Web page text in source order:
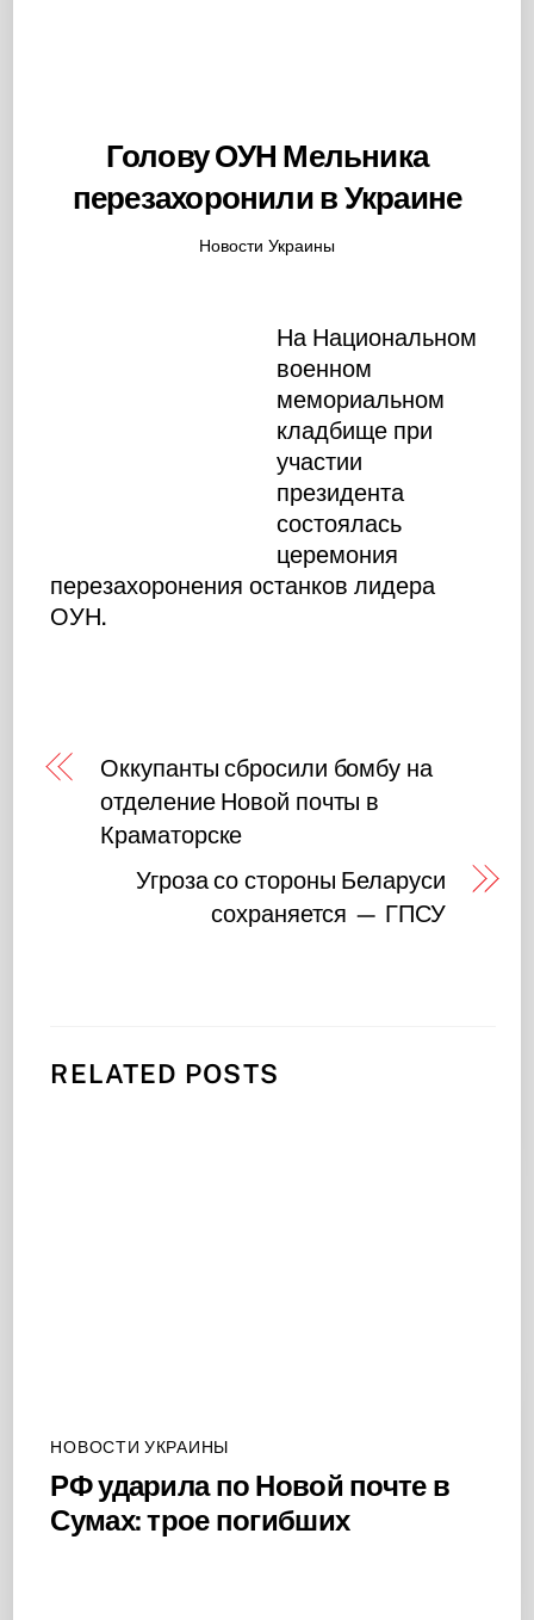
Голову ОУН Мельника
перезахоронили в Украине
Новости Украины
На Национальном
военном
мемориальном
кладбище при
участии
президента
состоялась
церемония
перезахоронения останков лидера
ОУН.
Оккупанты сбросили бомбу на
отделение Новой почты в
Краматорске
Угроза со стороны Беларуси
сохраняется — ГПСУ
RELATED POSTS
НОВОСТИ УКРАИНЫ
РФ ударила по Новой почте в
Сумах: трое погибших